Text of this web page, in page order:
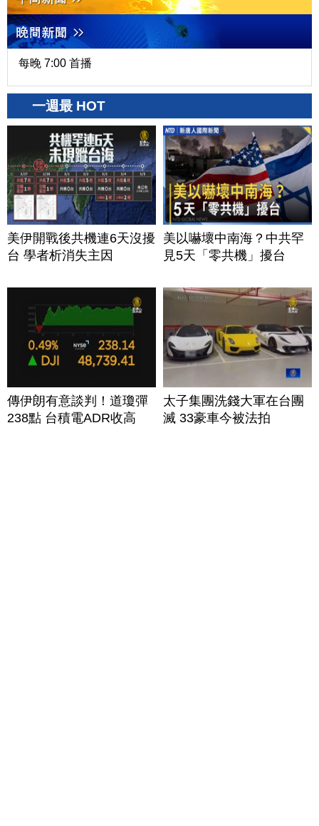
每晚 7:00 首播
一週最 HOT
美伊開戰後共機連6天沒擾
台 學者析消失主因
美以嚇壞中南海？中共罕
見5天「零共機」擾台
傳伊朗有意談判！道瓊彈
238點 台積電ADR收高
太子集團洗錢大軍在台團
滅 33豪車今被法拍